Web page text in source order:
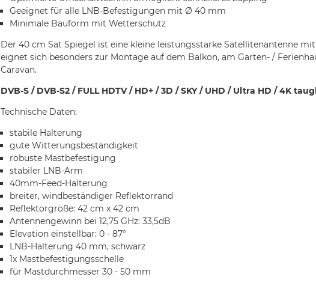
Geeignet für alle LNB-Befestigungen mit Ø 40 mm
Minimale Bauform mit Wetterschutz
Der 40 cm Sat Spiegel ist eine kleine leistungsstarke Satellitenantenne
eignet sich besonders zur Montage auf dem Balkon, am Garten- /
Caravan.
DVB-S / DVB-S2 / FULL HDTV / HD+ / 3D / SKY / UHD / Ultra HD / 4K
Technische Daten:
stabile Halterung
gute Witterungsbeständigkeit
robuste Mastbefestigung
stabiler LNB-Arm
40mm-Feed-Halterung
breiter, windbeständiger Reflektorrand
Reflektorgröße: 42 cm x 42 cm
Antennengewinn bei 12,75 GHz: 33,5dB
Elevation einstellbar: 0 - 87°
LNB-Halterung 40 mm, schwarz
1x Mastbefestigungsschelle
für Mastdurchmesser 30 - 50 mm